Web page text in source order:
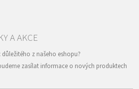
zasílat informace o nových produktech